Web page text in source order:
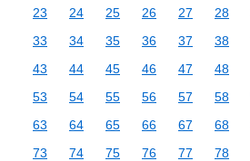
23
24 25 26 27 28
33
34 35 36 37 38
43
44 45 46 47 48
53
54 55 56 57 58
63
64 65 66 67 68
73
74 75 76 77 78